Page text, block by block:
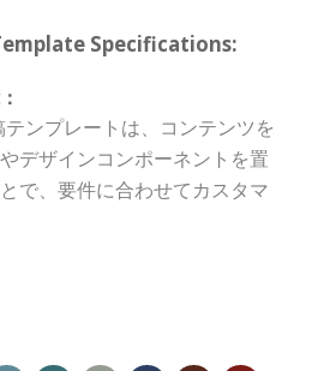
Specifications:
ンプレートは、コンテンツを
デザインコンポーネントを置
で、要件に合わせてカスタマ